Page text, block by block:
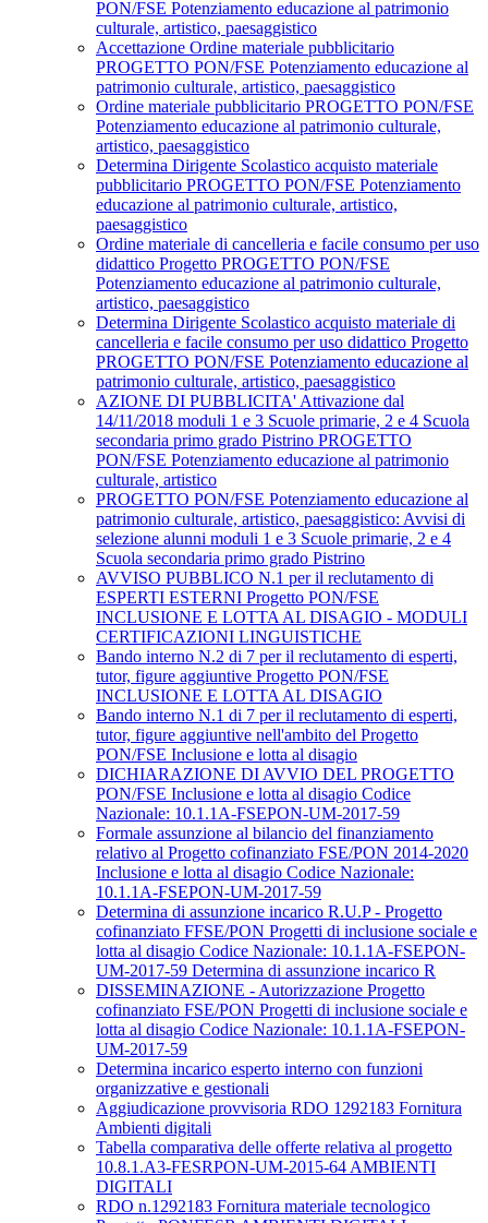
PON/FSE Potenziamento educazione al patrimonio
culturale, artistico, paesaggistico
Accettazione Ordine materiale pubblicitario
PROGETTO PON/FSE Potenziamento educazione al
patrimonio culturale, artistico, paesaggistico
Ordine materiale pubblicitario PROGETTO PON/FSE
Potenziamento educazione al patrimonio culturale,
artistico, paesaggistico
Determina Dirigente Scolastico acquisto materiale
pubblicitario PROGETTO PON/FSE Potenziamento
educazione al patrimonio culturale, artistico,
paesaggistico
Ordine materiale di cancelleria e facile consumo per uso
didattico Progetto PROGETTO PON/FSE
Potenziamento educazione al patrimonio culturale,
artistico, paesaggistico
Determina Dirigente Scolastico acquisto materiale di
cancelleria e facile consumo per uso didattico Progetto
PROGETTO PON/FSE Potenziamento educazione al
patrimonio culturale, artistico, paesaggistico
AZIONE DI PUBBLICITA' Attivazione dal
14/11/2018 moduli 1 e 3 Scuole primarie, 2 e 4 Scuola
secondaria primo grado Pistrino PROGETTO
PON/FSE Potenziamento educazione al patrimonio
culturale, artistico
PROGETTO PON/FSE Potenziamento educazione al
patrimonio culturale, artistico, paesaggistico: Avvisi di
selezione alunni moduli 1 e 3 Scuole primarie, 2 e 4
Scuola secondaria primo grado Pistrino
AVVISO PUBBLICO N.1 per il reclutamento di
ESPERTI ESTERNI Progetto PON/FSE
INCLUSIONE E LOTTA AL DISAGIO - MODULI
CERTIFICAZIONI LINGUISTICHE
Bando interno N.2 di 7 per il reclutamento di esperti,
tutor, figure aggiuntive Progetto PON/FSE
INCLUSIONE E LOTTA AL DISAGIO
Bando interno N.1 di 7 per il reclutamento di esperti,
tutor, figure aggiuntive nell'ambito del Progetto
PON/FSE Inclusione e lotta al disagio
DICHIARAZIONE DI AVVIO DEL PROGETTO
PON/FSE Inclusione e lotta al disagio Codice
Nazionale: 10.1.1A-FSEPON-UM-2017-59
Formale assunzione al bilancio del finanziamento
relativo al Progetto cofinanziato FSE/PON 2014-2020
Inclusione e lotta al disagio Codice Nazionale:
10.1.1A-FSEPON-UM-2017-59
Determina di assunzione incarico R.U.P - Progetto
cofinanziato FFSE/PON Progetti di inclusione sociale e
lotta al disagio Codice Nazionale: 10.1.1A-FSEPON-
UM-2017-59 Determina di assunzione incarico R
DISSEMINAZIONE - Autorizzazione Progetto
cofinanziato FSE/PON Progetti di inclusione sociale e
lotta al disagio Codice Nazionale: 10.1.1A-FSEPON-
UM-2017-59
Determina incarico esperto interno con funzioni
organizzative e gestionali
Aggiudicazione provvisoria RDO 1292183 Fornitura
Ambienti digitali
Tabella comparativa delle offerte relativa al progetto
10.8.1.A3-FESRPON-UM-2015-64 AMBIENTI
DIGITALI
RDO n.1292183 Fornitura materiale tecnologico